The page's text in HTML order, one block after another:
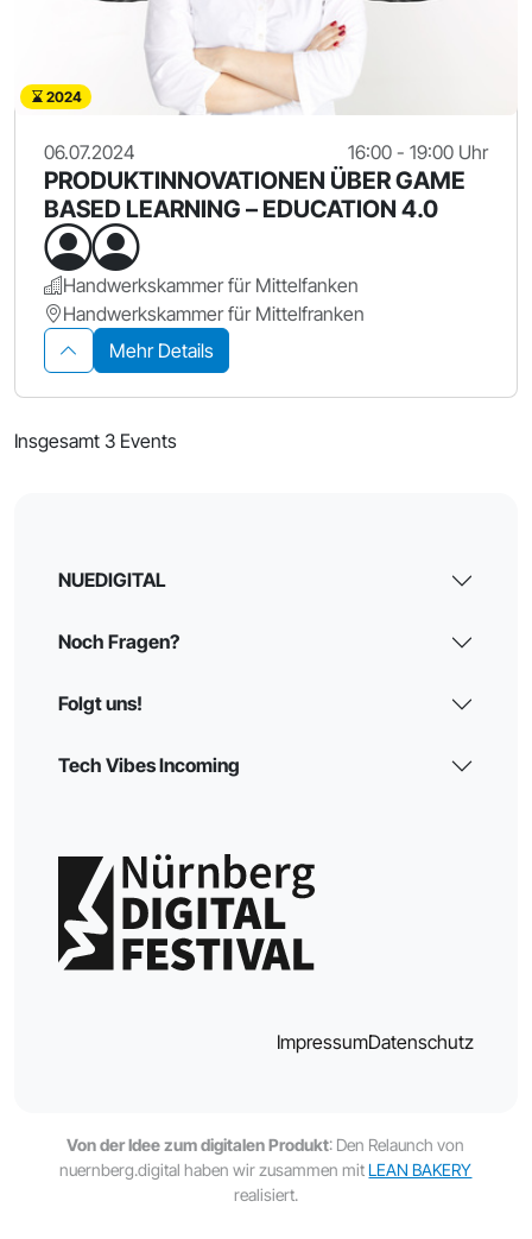
2024
06.07.2024 16:00 - 19:00 Uhr
PRODUKTINNOVATIONEN ÜBER GAME
BASED LEARNING – EDUCATION 4.0
Handwerkskammer für Mittelfanken
Handwerkskammer für Mittelfranken
Mehr Details
Insgesamt 3 Events
NUEDIGITAL
Noch Fragen?
Folgt uns!
Tech Vibes Incoming
ImpressumDatenschutz
Von der Idee zum digitalen Produkt: Den Relaunch von
nuernberg.digital haben wir zusammen mitLEAN BAKERY
realisiert.